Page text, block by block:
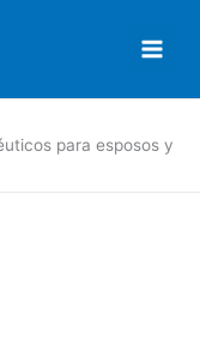
para esposos y